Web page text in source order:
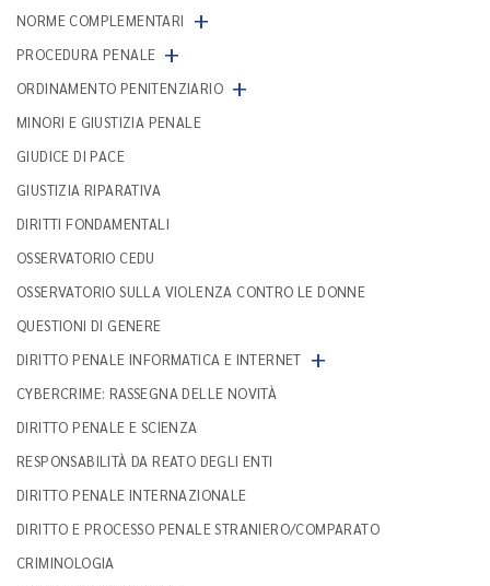
NORME COMPLEMENTARI
+
PROCEDURA PENALE +
ORDINAMENTO PENITENZIARIO +
MINORI E GIUSTIZIA PENALE
GIUDICE DI PACE
GIUSTIZIA RIPARATIVA
DIRITTI FONDAMENTALI
OSSERVATORIO CEDU
OSSERVATORIO SULLA VIOLENZA CONTRO LE DONNE
QUESTIONI DI GENERE
DIRITTO PENALE INFORMATICA E INTERNET +
CYBERCRIME: RASSEGNA DELLE NOVITÀ
DIRITTO PENALE E SCIENZA
RESPONSABILITÀ DA REATO DEGLI ENTI
DIRITTO PENALE INTERNAZIONALE
DIRITTO E PROCESSO PENALE STRANIERO/COMPARATO
CRIMINOLOGIA